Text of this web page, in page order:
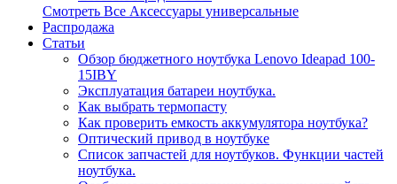
Смотреть Все Аксессуары универсальные
Распродажа
Статьи
Обзор бюджетного ноутбука Lenovo Ideapad 100-
15IBY
Эксплуатация батареи ноутбука.
Как выбрать термопасту
Как проверить емкость аккумулятора ноутбука?
Оптический привод в ноутбуке
Список запчастей для ноутбуков. Функции частей
ноутбука.